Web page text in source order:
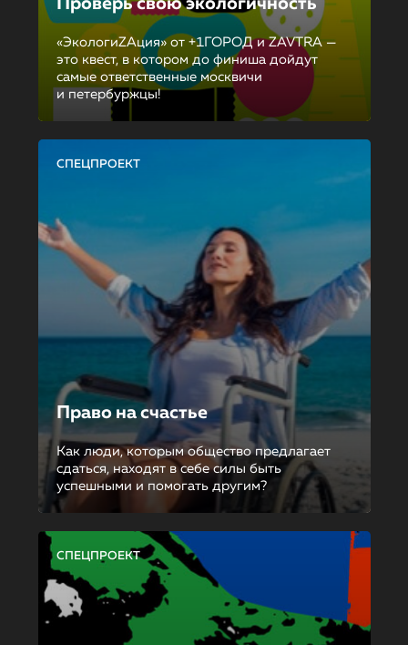
Проверь свою экологичность
«ЭкологиZAция» от +1ГОРОД и ZAVTRA —
это квест, в котором до финиша дойдут
самые ответственные москвичи
и петербуржцы!
СПЕЦПРОЕКТ
Право на счастье
Как люди, которым общество предлагает
сдаться, находят в себе силы быть
успешными и помогать другим?
СПЕЦПРОЕКТ